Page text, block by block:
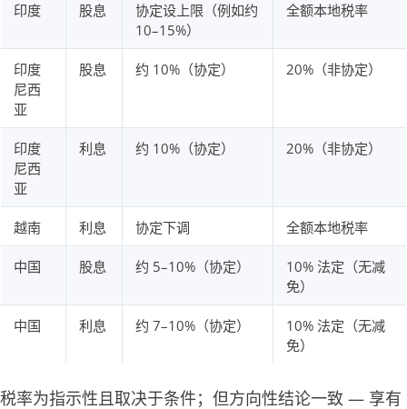
印度 股息
协定设上限（例如约
10–15%）
全额本地税率
印度
尼西
亚
股息 约 10%（协定） 20%（非协定）
印度
尼西
亚
利息 约 10%（协定） 20%（非协定）
越南 利息 协定下调 全额本地税率
中国 股息 约 5–10%（协定）
10% 法定（无减
免）
中国 利息 约 7–10%（协定）
10% 法定（无减
免）
税率为指示性且取决于条件；但方向性结论一致 — 享有